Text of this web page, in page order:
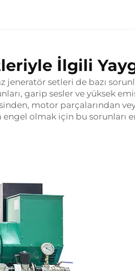
İlgili
setleri de bazı
garip sesler ve yüksek
motor parçalarından
engel olmak için bu sorunları